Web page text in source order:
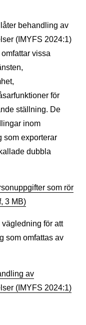
behandling av
(IMYFS 2024:1)
vissa
för
ställning. De
inom
som exporterar
dubbla
som rör
3 MB)
vägledning för att
som omfattas av
av
(IMYFS 2024:1)